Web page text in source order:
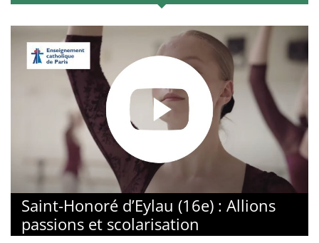
Saint-Honoré d’Eylau (16e) : Allions
passions et scolarisation